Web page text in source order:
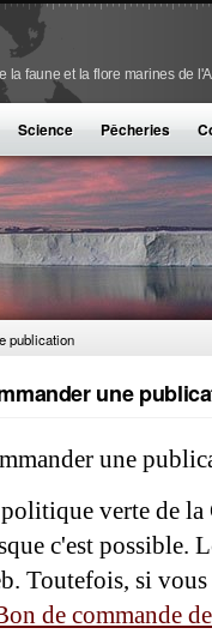
la faune et la flore marines de
Science Pêcheries
publication
une
une
verte de
c'est possible.
Toutefois, si
de commande